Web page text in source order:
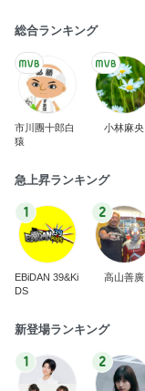
総合ランキング
市川團十郎白
猿
小林麻央
急上昇ランキング
1
EBiDAN 39&Ki
DS
2
高山善廣
新登場ランキング
1 2